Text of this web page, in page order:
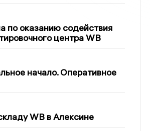
по оказанию содействия
центра WB
начало. Оперативное
WB в Алексине